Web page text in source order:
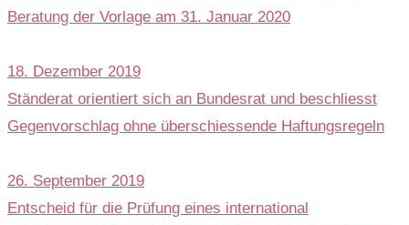
Beratung der Vorlage am 31. Januar 2020
18. Dezember 2019
Ständerat orientiert sich an Bundesrat und beschliesst
Gegenvorschlag ohne überschiessende Haftungsregeln
26. September 2019
Entscheid für die Prüfung eines international